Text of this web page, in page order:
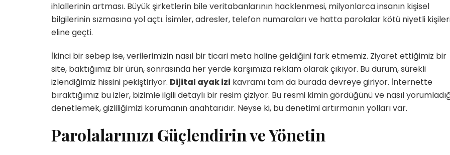
ihlallerinin artması. Büyük şirketlerin bile veritabanlarının hacklenmesi, milyonlarca insanın kişisel
bilgilerinin sızmasına yol açtı. İsimler, adresler, telefon numaraları ve hatta parolalar kötü niyetli
eline geçti.
İkinci bir sebep ise, verilerimizin nasıl bir ticari meta haline geldiğini fark etmemiz. Ziyaret ettiğimiz bir
site, baktığımız bir ürün, sonrasında her yerde karşımıza reklam olarak çıkıyor. Bu durum, sürekli
izlendiğimiz hissini pekiştiriyor. Dijital ayak izi kavramı tam da burada devreye giriyor. İnternette
bıraktığımız bu izler, bizimle ilgili detaylı bir resim çiziyor. Bu resmi kimin gördüğünü ve nasıl
denetlemek, gizliliğimizi korumanın anahtarıdır. Neyse ki, bu denetimi artırmanın yolları var.
Parolalarınızı Güçlendirin ve Yönetin